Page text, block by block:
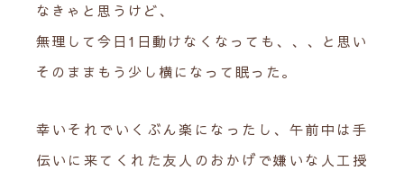
なきゃと思うけど、
無理して今日1日動けなくなっても、、、と思い
そのままもう少し横になって眠った。
幸いそれでいくぶん楽になったし、午前中は手
伝いに来てくれた友人のおかげで嫌いな人工授